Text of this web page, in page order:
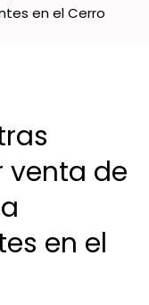
en el Cerro
venta de
en el